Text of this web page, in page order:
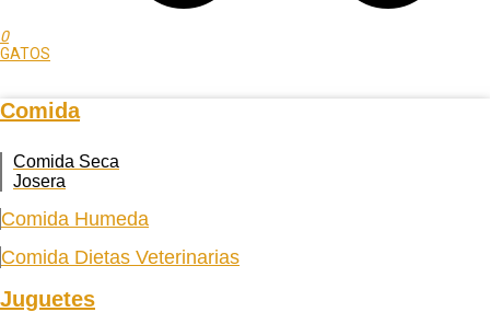
0
GATOS
Comida
Comida Seca
Josera
Comida Humeda
Comida Dietas Veterinarias
Juguetes